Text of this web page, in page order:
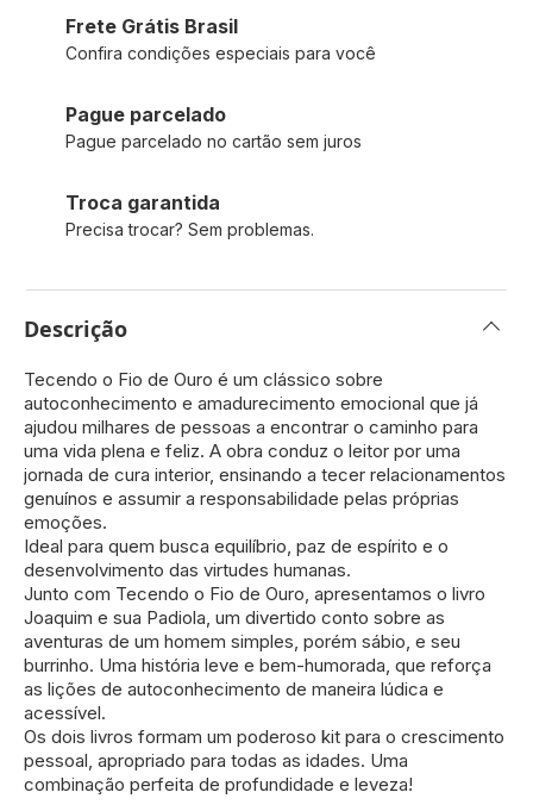
Frete Grátis Brasil
Confira condições especiais para você
Pague parcelado
Pague parcelado no cartão sem juros
Troca garantida
Precisa trocar? Sem problemas.
Descrição
Tecendo o Fio de Ouro é um clássico sobre
autoconhecimento e amadurecimento emocional que já
ajudou milhares de pessoas a encontrar o caminho para
uma vida plena e feliz. A obra conduz o leitor por uma
jornada de cura interior, ensinando a tecer relacionamentos
genuínos e assumir a responsabilidade pelas próprias
emoções.
Ideal para quem busca equilíbrio, paz de espírito e o
desenvolvimento das virtudes humanas.
Junto com Tecendo o Fio de Ouro, apresentamos o livro
Joaquim e sua Padiola, um divertido conto sobre as
aventuras de um homem simples, porém sábio, e seu
burrinho. Uma história leve e bem-humorada, que reforça
as lições de autoconhecimento de maneira lúdica e
acessível.
Os dois livros formam um poderoso kit para o crescimento
pessoal, apropriado para todas as idades. Uma
combinação perfeita de profundidade e leveza!